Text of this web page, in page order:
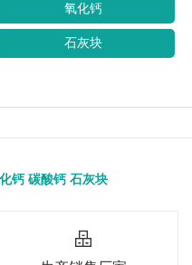
氧化钙
石灰块
钙 碳酸钙 石灰块
